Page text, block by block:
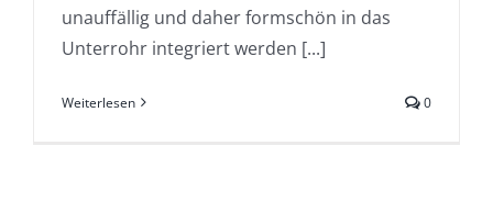
unauffällig und daher formschön in das
Unterrohr integriert werden [...]
Weiterlesen 0